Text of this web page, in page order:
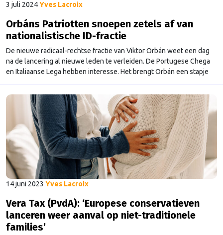
3 juli 2024Yves Lacroix
Orbáns Patriotten snoepen zetels af van
nationalistische ID-fractie
De nieuwe radicaal-rechtse fractie van Viktor Orbán weet een dag
na de lancering al nieuwe leden te verleiden. De Portugese Chega
en Italiaanse Lega hebben interesse. Het brengt Orbán een stapje
dichterbij zijn gedroomde grote rechtse coalitie in het Europees
Parlement.
14 juni 2023 Yves Lacroix
Vera Tax (PvdA): ‘Europese conservatieven
lanceren weer aanval op niet-traditionele
families’